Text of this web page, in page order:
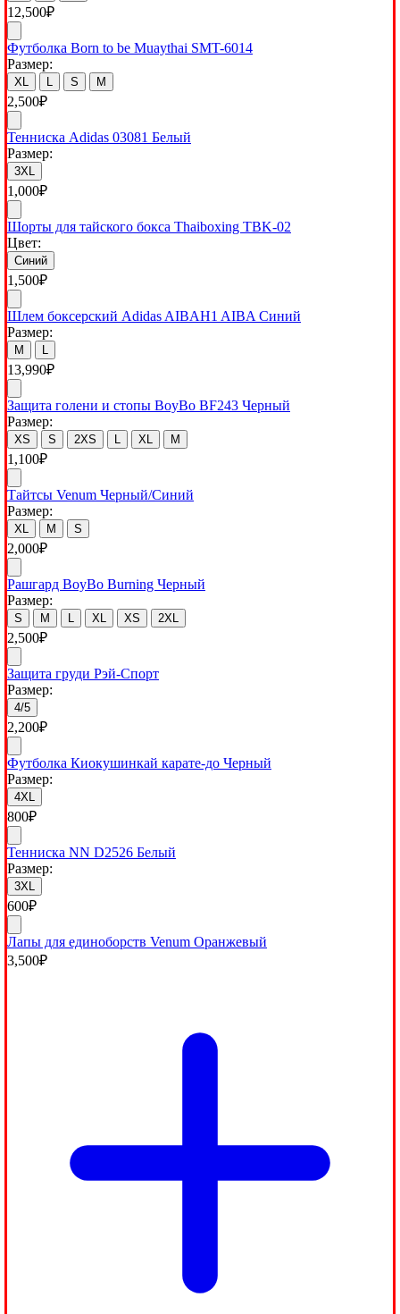
12,500₽
Футболка Born to be Muaythai SMT-6014
Размер:
XL S M
2,500₽
Тенниска Adidas 03081 Белый
Размер:
3XL
1,000₽
Шорты для тайского бокса Thaiboxing TBK-02
Цвет:
Синий
1,500₽
Шлем боксерский Adidas AIBAH1 AIBA Синий
Размер:
M
13,990₽
Защита голени и стопы BoyBo BF243 Черный
Размер:
XS S 2XS XL M
1,100₽
Тайтсы Venum Черный/Синий
Размер:
XL M S
2,000₽
Рашгард BoyBo Burning Черный
Размер:
S M XL XS 2XL
2,500₽
Защита груди Рэй-Спорт
Размер:
4/5
2,200₽
Футболка Киокушинкай карате-до Черный
Размер:
4XL
800₽
Тенниска NN D2526 Белый
Размер:
3XL
600₽
Лапы для единоборств Venum Оранжевый
3,500₽